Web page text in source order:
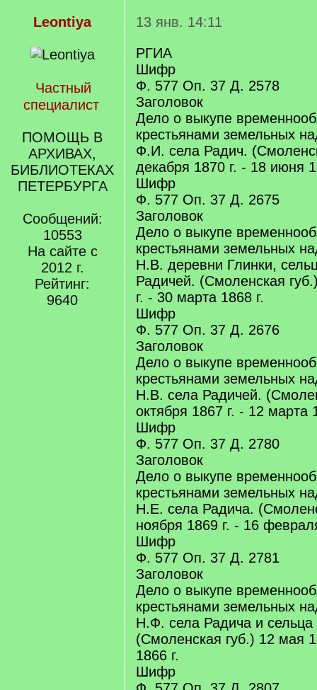
Leontiya
Частный
специалист
ПОМОЩЬ В
АРХИВАХ,
БИБЛИОТЕКАХ
ПЕТЕРБУРГА
Сообщений:
10553
На сайте с
2012 г.
Рейтинг:
9640
13 янв. 14:11
РГИА
Шифр
Ф. 577 Оп. 37 Д. 2578
Заголовок
Дело о выкупе
крестьянами земельных
Ф.И. села Радич.
декабря 1870 г. - 18 июня
Шифр
Ф. 577 Оп. 37 Д. 2675
Заголовок
Дело о выкупе
крестьянами земельных
Н.В. деревни Глинки,
Радичей. (Смоленская
г. - 30 марта 1868 г.
Шифр
Ф. 577 Оп. 37 Д. 2676
Заголовок
Дело о выкупе
крестьянами земельных
Н.В. села Радичей.
октября 1867 г. - 12 марта
Шифр
Ф. 577 Оп. 37 Д. 2780
Заголовок
Дело о выкупе
крестьянами земельных
Н.Е. села Радича.
ноября 1869 г. - 16
Шифр
Ф. 577 Оп. 37 Д. 2781
Заголовок
Дело о выкупе
крестьянами земельных
Н.Ф. села Радича и
(Смоленская губ.) 12 мая
1866 г.
Шифр